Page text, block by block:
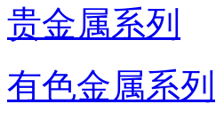
贵金属系列
有色金属系列